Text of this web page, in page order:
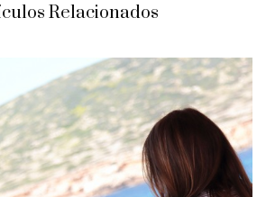
Relacionados